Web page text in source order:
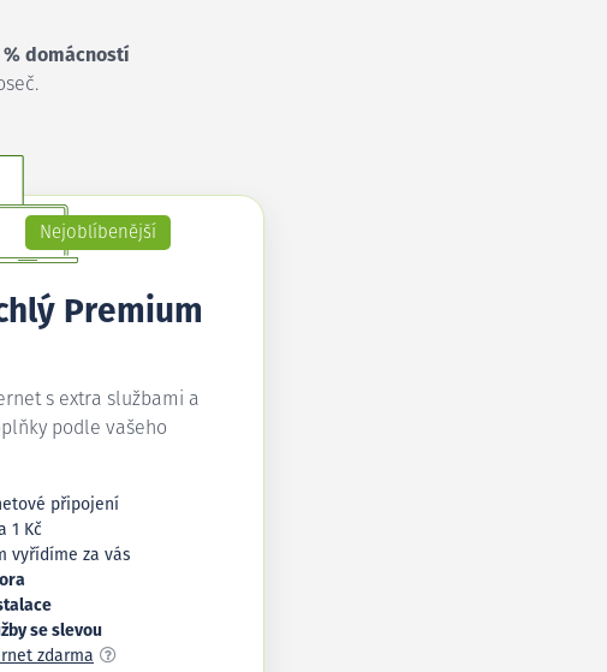
% domácností
Nejoblíbenější
Premium
s extra službami a
podle vašeho
připojení
1 Kč
vyřídíme za vás
se slevou
zdarma